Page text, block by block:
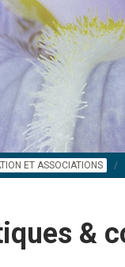
ET ASSOCIATIONS
&